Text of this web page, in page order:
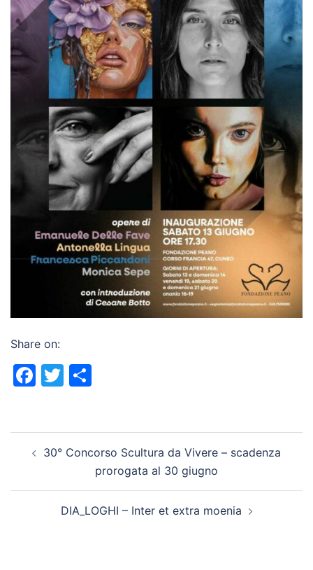
Share on:
Facebook
Twitter
navigation
30° Concorso Scultura da Vivere – scadenza
prorogata al 30 giugno
DIA_LOGHI – Inter et extra moenia